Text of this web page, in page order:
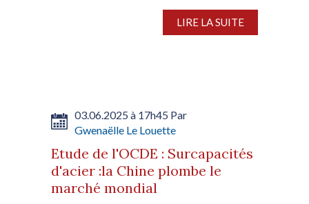
sidérurgiques en provenance de l'UE, du
LIRE LA SUITE
03.06.2025 à 17h45 Par
Gwenaëlle Le Louette
Etude de l'OCDE : Surcapacités
d'acier :la Chine plombe le
marché mondial